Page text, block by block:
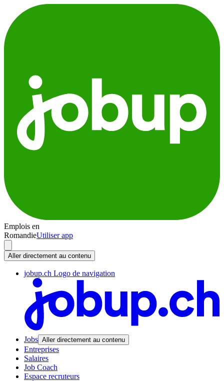
Emplois en
RomandieUtiliser app
Aller directement au contenu
jobup.ch Logo de navigation
Jobs Aller directement au contenu
Entreprises
Salaires
Job Coach
Espace recruteurs